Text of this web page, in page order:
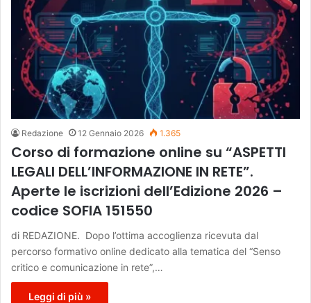
Redazione 12 Gennaio 2026 1.365
Corso di formazione online su “ASPETTI
LEGALI DELL’INFORMAZIONE IN RETE”.
Aperte le iscrizioni dell’Edizione 2026 –
codice SOFIA 151550
di REDAZIONE. Dopo l’ottima accoglienza ricevuta dal
percorso formativo online dedicato alla tematica del “Senso
critico e comunicazione in rete”,…
Leggi di più »